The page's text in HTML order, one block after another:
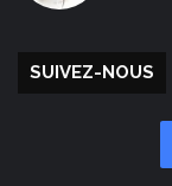
SUIVEZ-NOUS